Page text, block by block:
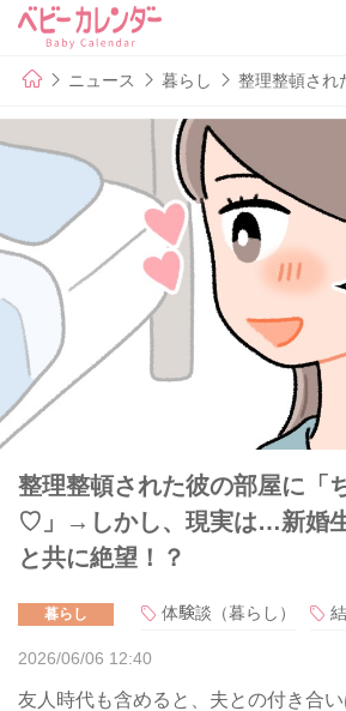
ニュース 暮らし 整理整頓さ
整理整頓された彼の部屋に「
♡」→しかし、現実は…新婚
と共に絶望！？
暮らし 体験談（暮らし）
2026/06/06 12:40
友人時代も含めると、夫との付き合